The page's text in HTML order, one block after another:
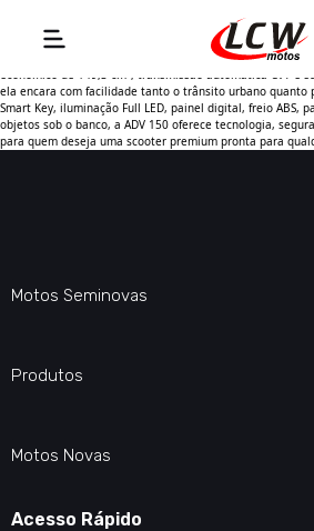
A Honda ADV 150 2023 é a scooter ideal para quem
mão de conforto e versatilidade. Com visual inspirado
econômico de 149,3 cm³, transmissão automática CVT e
ela encara com facilidade tanto o trânsito urbano quanto
Smart Key, iluminação Full LED, painel digital, freio ABS,
objetos sob o banco, a ADV 150 oferece tecnologia,
para quem deseja uma scooter premium pronta para
Motos Seminovas
Produtos
Motos Novas
Acesso Rápido